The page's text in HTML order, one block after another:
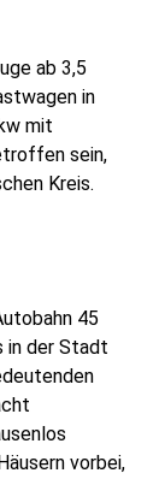
ab 3,5
in
mit
sein,
Kreis.
45
in der Stadt
vorbei,